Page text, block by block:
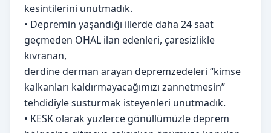
kesintilerini unutmadık.
• Depremin yaşandığı illerde daha 24 saat
geçmeden OHAL ilan edenleri, çaresizlikle
kıvranan,
derdine derman arayan depremzedeleri “kimse
kalkanları kaldırmayacağımızı zannetmesin”
tehdidiyle susturmak isteyenleri unutmadık.
• KESK olarak yüzlerce gönüllümüzle deprem